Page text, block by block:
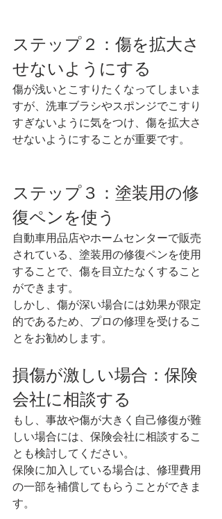
ステップ２：傷を拡大さ
せないようにする
傷が浅いとこすりたくなってしまいま
すが、洗車ブラシやスポンジでこすり
すぎないように気をつけ、傷を拡大さ
せないようにすることが重要です。
ステップ３：塗装用の修
復ペンを使う
自動車用品店やホームセンターで販売
されている、塗装用の修復ペンを使用
することで、傷を目立たなくすること
ができます。
しかし、傷が深い場合には効果が限定
的であるため、プロの修理を受けるこ
とをお勧めします。
損傷が激しい場合：保険
会社に相談する
もし、事故や傷が大きく自己修復が難
しい場合には、保険会社に相談するこ
とも検討してください。
保険に加入している場合は、修理費用
の一部を補償してもらうことができま
す。